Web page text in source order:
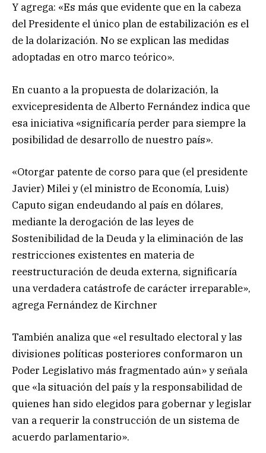
Y agrega: «Es más que evidente que en la cabeza
del Presidente el único plan de estabilización es el
de la dolarización. No se explican las medidas
adoptadas en otro marco teórico».
En cuanto a la propuesta de dolarización, la
exvicepresidenta de Alberto Fernández indica que
esa iniciativa «significaría perder para siempre la
posibilidad de desarrollo de nuestro país».
«Otorgar patente de corso para que (el presidente
Javier) Milei y (el ministro de Economía, Luis)
Caputo sigan endeudando al país en dólares,
mediante la derogación de las leyes de
Sostenibilidad de la Deuda y la eliminación de las
restricciones existentes en materia de
reestructuración de deuda externa, significaría
una verdadera catástrofe de carácter irreparable»,
agrega Fernández de Kirchner
También analiza que «el resultado electoral y las
divisiones políticas posteriores conformaron un
Poder Legislativo más fragmentado aún» y señala
que «la situación del país y la responsabilidad de
quienes han sido elegidos para gobernar y legislar
van a requerir la construcción de un sistema de
acuerdo parlamentario».